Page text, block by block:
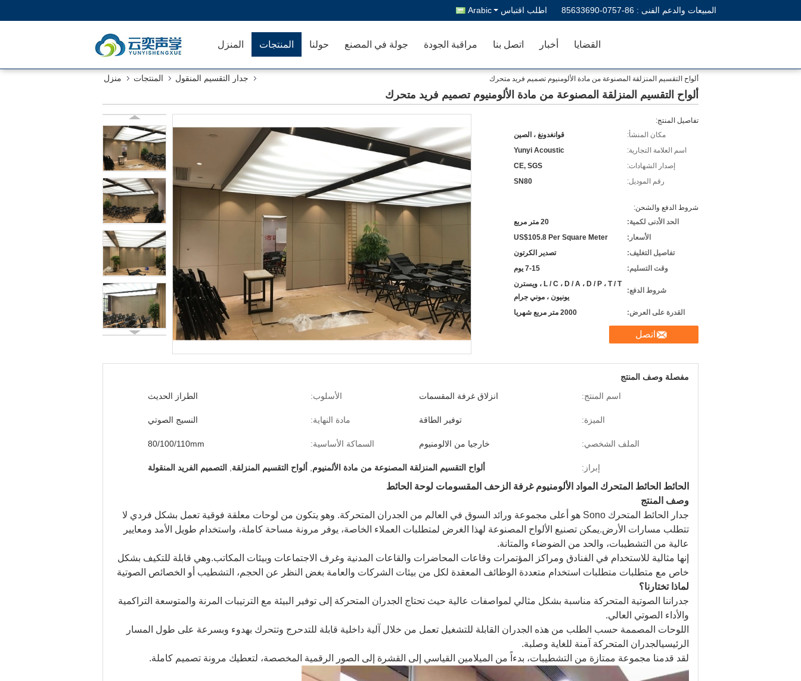
المبيعات والدعم الفنى : 86-0757-85633690 اطلب اقتباس Arabic
المنزل المنتجات حولنا جولة في المصنع مراقبة الجودة اتصل بنا أخبار القضايا
منزل المنتجات جدار التقسيم المنقول ألواح التقسيم المنزلقة المصنوعة من مادة الألومنيوم تصميم فريد متحرك
ألواح التقسيم المنزلقة المصنوعة من مادة الألومنيوم تصميم فريد متحرك
تفاصيل المنتج:
مكان المنشأ:
قوانغدونغ ، الصين
اسم العلامة التجارية:
Yunyi Acoustic
إصدار الشهادات:
CE, SGS
رقم الموديل:
SN80
شروط الدفع والشحن:
الحد الأدنى لكمية:
20 متر مربع
الأسعار:
US$105.8 Per Square Meter
تفاصيل التغليف:
تصدير الكرتون
وقت التسليم:
7-15 يوم
شروط الدفع:
L / C ، D / A ، D / P ، T / T ، ويسترن
يونيون ، موني جرام
القدرة على العرض:
2000 متر مربع شهريا
اتصل
مفصلة وصف المنتج
اسم المنتج:
انزلاق غرفة المقسمات الأسلوب: الطراز الحديث
الميزة: توفير الطاقة مادة النهاية: النسيج الصوتي
الملف الشخصي: خارجيا من الالومنيوم السماكة الأساسية: 80/100/110mm
إبراز: ألواح التقسيم المنزلقة المصنوعة من مادة الألمنيوم ألواح التقسيم المنزلقة التصميم الفريد المنقولة
الحائط الحائط المتحرك المواد الألومنيوم غرفة الزحف المقسومات لوحة الحائط
وصف المنتج
جدار الحائط المتحرك Sono هو أعلى مجموعة ورائد السوق في العالم من الجدران المتحركة. وهو يتكون من لوحات معلقة فوقية تعمل بشكل فردي لا
تتطلب مسارات الأرض.يمكن تصنيع الألواح المصنوعة لهذا الغرض لمتطلبات العملاء الخاصة، يوفر مرونة مساحة كاملة، واستخدام طويل الأمد ومعايير
عالية من التشطيبات، والحد من الضوضاء والمتانة.
إنها مثالية للاستخدام في الفنادق ومراكز المؤتمرات وقاعات المحاضرات والقاعات المدنية وغرف الاجتماعات وبيئات المكاتب.وهي قابلة للتكيف بشكل
خاص مع متطلبات متطلبات استخدام متعددة الوظائف المعقدة لكل من بيئات الشركات والعامة بغض النظر عن الحجم، التشطيب أو الخصائص الصوتية
لماذا تختارنا؟
جدراننا الصوتية المتحركة مناسبة بشكل مثالي لمواصفات عالية حيث تحتاج الجدران المتحركة إلى توفير البيئة مع الترتيبات المرنة والمتوسعة التراكمية
والأداء الصوتي العالي.
اللوحات المصممة حسب الطلب من هذه الجدران القابلة للتشغيل تعمل من خلال آلية داخلية قابلة للتدحرج وتتحرك بهدوء وبسرعة على طول المسار
الرئيسيالجدران المتحركة آمنة للغاية وصلبة.
لقد قدمنا مجموعة ممتازة من التشطيبات، بدءاً من الميلامين القياسي إلى القشرة إلى الصور الرقمية المخصصة، لتعطيك مرونة تصميم كاملة.